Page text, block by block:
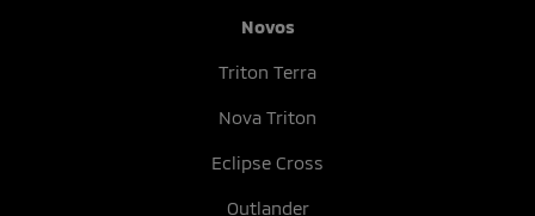
Novos
Triton Terra
Nova Triton
Eclipse Cross
Outlander